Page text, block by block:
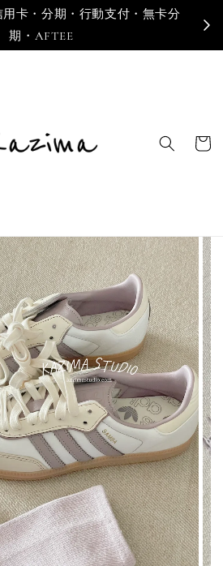
卡・分期・行動支付・無卡分
期・AFTEE
寄